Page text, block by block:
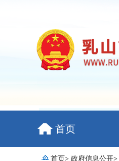
首页
首页> 政府信息公开>